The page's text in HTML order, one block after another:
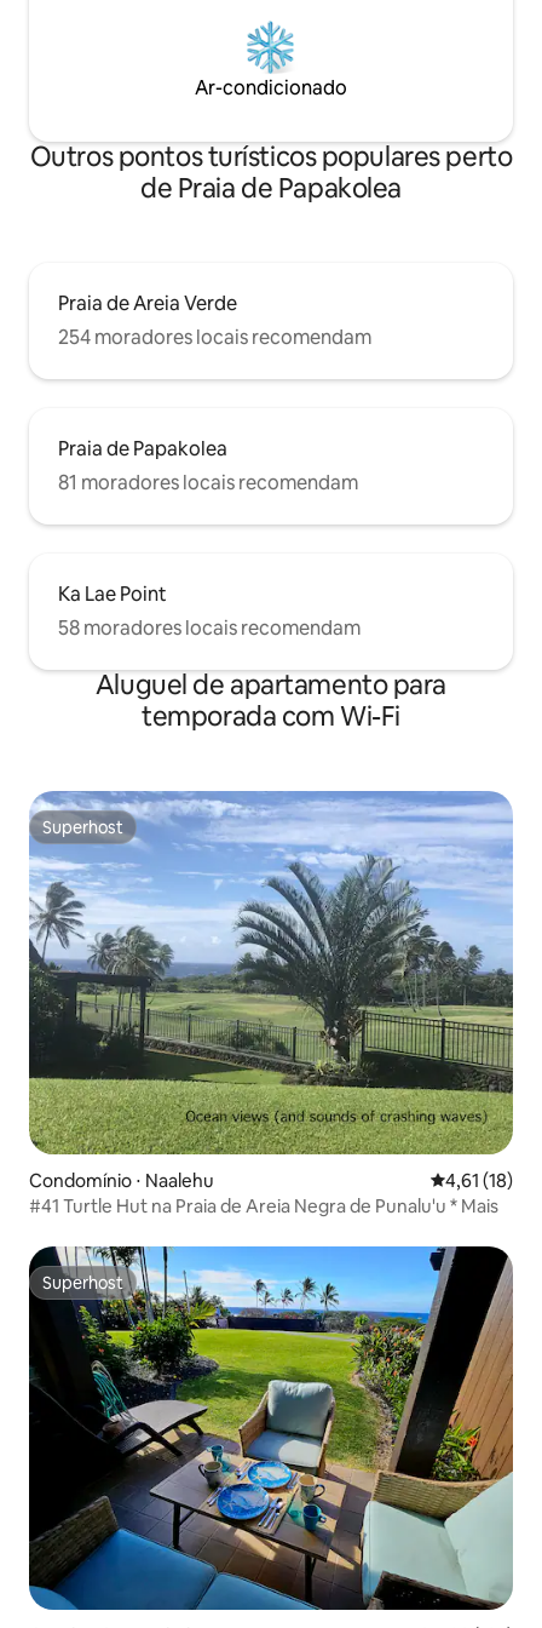
Ar-condicionado
Outros pontos turísticos populares perto
de Praia de Papakolea
Praia de Areia Verde
254 moradores locais recomendam
Praia de Papakolea
81 moradores locais recomendam
Ka Lae Point
58 moradores locais recomendam
Aluguel de apartamento para
temporada com Wi-Fi
Superhost
Superhost
Condomínio ⋅ Naalehu 4,61 de uma
4,61 (18)
#41 Turtle Hut na Praia de Areia Negra de Punalu'u * Mais
Superhost
Superhost